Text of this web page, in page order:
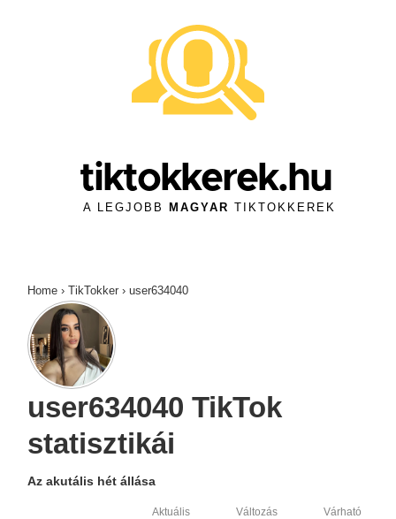
tiktokkerek.hu
A LEGJOBB MAGYAR TIKTOKKEREK
Home › TikTokker › user634040
user634040 TikTok
statisztikái
Az akutális hét állása
Aktuális Változás
Várható